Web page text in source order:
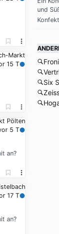
Markt
15 T
Pölten
5 T
an?
17 T
an?
und
Six